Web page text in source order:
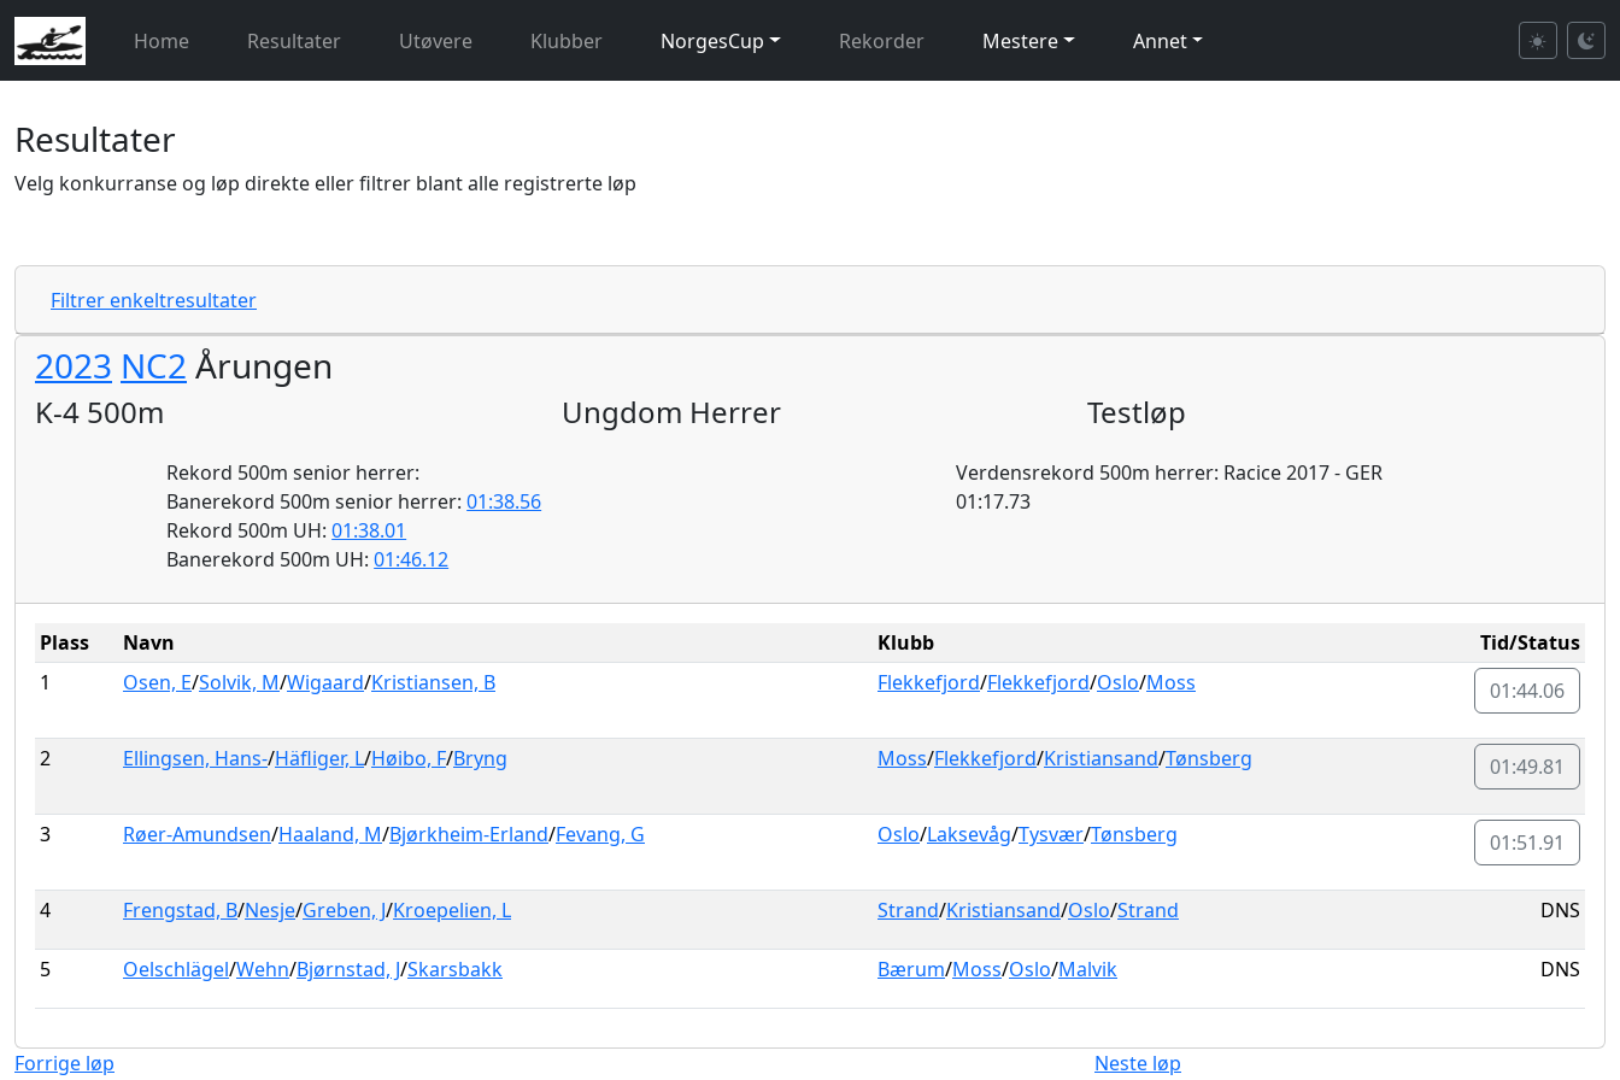
Home Resultater Utøvere Klubber NorgesCup Rekorder Mestere Annet
Resultater
Velg konkurranse og løp direkte eller filtrer blant alle registrerte løp
Filtrer enkeltresultater
2023 NC2 Årungen
K-4 500m Ungdom Herrer Testløp
Rekord 500m senior herrer:
Banerekord 500m senior herrer:01:38.56
Rekord 500m UH:01:38.01
Banerekord 500m UH:01:46.12
Verdensrekord 500m herrer: Racice 2017 - GER
01:17.73
Plass Navn Klubb
Tid/Status
1
Osen, E/Solvik, M/Wigaard/Kristiansen, B Flekkefjord/Flekkefjord/Oslo/Moss 01:44.06
2 Ellingsen, Hans-/Häfliger, L/Høibo, F/Bryng Moss/Flekkefjord/Kristiansand/Tønsberg 01:49.81
3 Røer-Amundsen/Haaland, M/Bjørkheim-Erland/Fevang, G Oslo/Laksevåg/Tysvær/Tønsberg 01:51.91
4 Frengstad, B/Nesje/Greben, J/Kroepelien, L Strand/Kristiansand/Oslo/Strand DNS
5 Oelschlägel/Wehn/Bjørnstad, J/Skarsbakk Bærum/Moss/Oslo/Malvik DNS
Forrige løp Neste løp